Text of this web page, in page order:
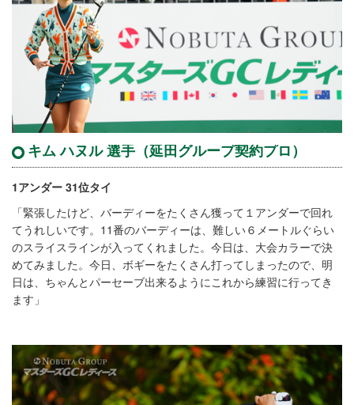
キム ハヌル 選手（延田グループ契約プロ）
1アンダー 31位タイ
「緊張したけど、バーディーをたくさん獲って１アンダーで回れ
てうれしいです。11番のバーディーは、難しい６メートルぐらい
のスライスラインが入ってくれました。今日は、大会カラーで決
めてみました。今日、ボギーをたくさん打ってしまったので、明
日は、ちゃんとパーセーブ出来るようにこれから練習に行ってき
ます」